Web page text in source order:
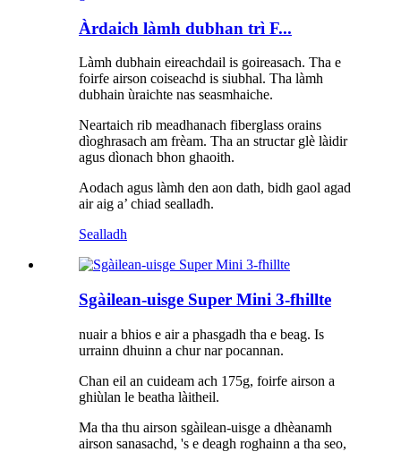
Àrdaich làmh dubhan trì F...
Làmh dubhain eireachdail is goireasach. Tha e
foirfe airson coiseachd is siubhal. Tha làmh
dubhain ùraichte nas seasmhaiche.
Neartaich rib meadhanach fiberglass orains
dìoghrasach am frèam. Tha an structar glè làidir
agus dìonach bhon ghaoith.
Aodach agus làmh den aon dath, bidh gaol agad
air aig a’ chiad sealladh.
Sealladh
Sgàilean-uisge Super Mini 3-fhillte
nuair a bhios e air a phasgadh tha e beag. Is
urrainn dhuinn a chur nar pocannan.
Chan eil an cuideam ach 175g, foirfe airson a
ghiùlan le beatha làitheil.
Ma tha thu airson sgàilean-uisge a dhèanamh
airson sanasachd, 's e deagh roghainn a tha seo,